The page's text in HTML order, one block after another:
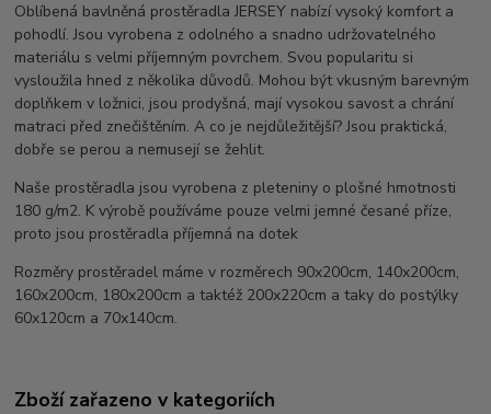
Oblíbená bavlněná prostěradla JERSEY nabízí vysoký komfort a
pohodlí. Jsou vyrobena z odolného a snadno udržovatelného
materiálu s velmi příjemným povrchem. Svou popularitu si
vysloužila hned z několika důvodů. Mohou být vkusným barevným
doplňkem v ložnici, jsou prodyšná, mají vysokou savost a chrání
matraci před znečištěním. A co je nejdůležitější? Jsou praktická,
dobře se perou a nemusejí se žehlit.
Naše prostěradla jsou vyrobena z pleteniny o plošné hmotnosti
180 g/m2. K výrobě používáme pouze velmi jemné česané příze,
proto jsou prostěradla příjemná na dotek
Rozměry prostěradel máme v rozměrech 90x200cm, 140x200cm,
160x200cm, 180x200cm a taktéž 200x220cm a taky do postýlky
60x120cm a 70x140cm.
Zboží zařazeno v kategoriích